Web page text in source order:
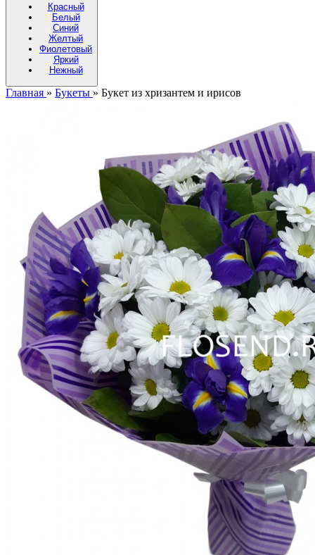
Красный
Белый
Синий
Желтый
Фиолетовый
Яркий
Нежный
Главная » Букеты » Букет из хризантем и ирисов